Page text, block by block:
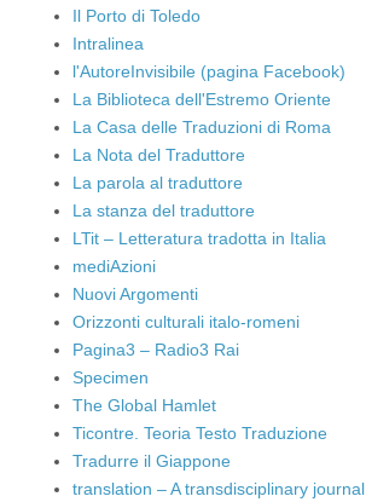
Il Porto di Toledo
Intralinea
l'AutoreInvisibile (pagina Facebook)
La Biblioteca dell'Estremo Oriente
La Casa delle Traduzioni di Roma
La Nota del Traduttore
La parola al traduttore
La stanza del traduttore
LTit – Letteratura tradotta in Italia
mediAzioni
Nuovi Argomenti
Orizzonti culturali italo-romeni
Pagina3 – Radio3 Rai
Specimen
The Global Hamlet
Ticontre. Teoria Testo Traduzione
Tradurre il Giappone
translation – A transdisciplinary journal